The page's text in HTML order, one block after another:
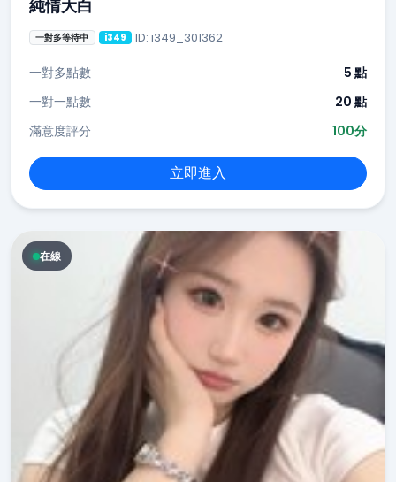
純情大白
一對多等待中 i349 ID: i349_301362
一對多點數
5 點
一對一點數
20 點
滿意度評分
100分
立即進入
在線